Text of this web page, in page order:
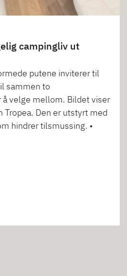
campingliv ut
putene inviterer til
sammen to
velge mellom. Bildet viser
Den er utstyrt med
hindrer tilsmussing. •